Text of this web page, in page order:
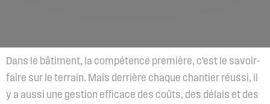
Dans le bâtiment, la compétence première, c’est le savoir-
faire sur le terrain. Mais derrière chaque chantier réussi, il
y a aussi une gestion efficace des coûts, des délais et des